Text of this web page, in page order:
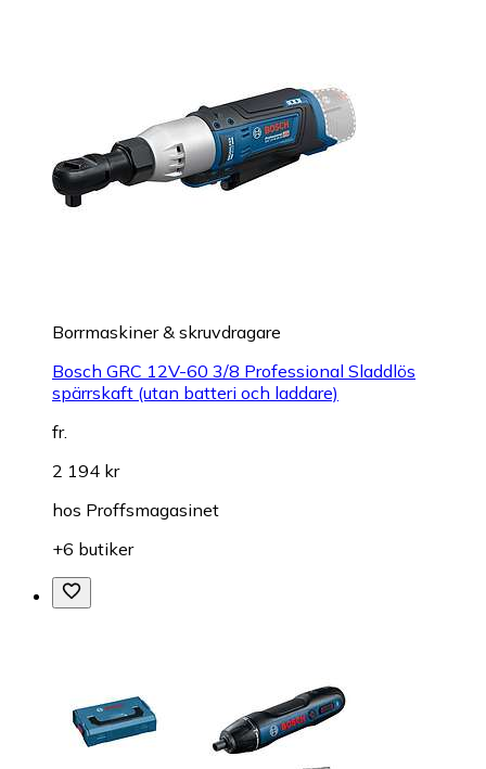
Borrmaskiner & skruvdragare
Bosch GRC 12V-60 3/8 Professional Sladdlös
spärrskaft (utan batteri och laddare)
fr.
2 194 kr
hos Proffsmagasinet
+6 butiker